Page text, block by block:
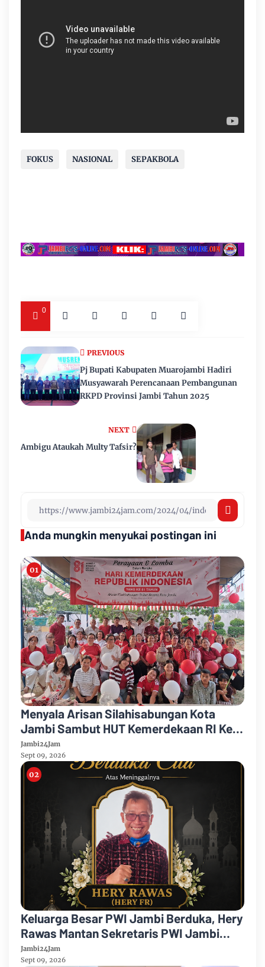
FOKUS NASIONAL SEPAKBOLA
0
NEXT
Ambigu Ataukah Multy Tafsir?
PREVIOUS
Pj Bupati Kabupaten Muarojambi Hadiri
Musyawarah Perencanaan Pembangunan
RKPD Provinsi Jambi Tahun 2025
Anda mungkin menyukai postingan ini
Menyala Arisan Silahisabungan Kota
Jambi Sambut HUT Kemerdekaan RI Ke
81 Gelar Berbagai Kegiatan
Jambi24Jam
Sept 09, 2026
Keluarga Besar PWI Jambi Berduka, Hery
Rawas Mantan Sekretaris PWI Jambi
Tutup Usia
Jambi24Jam
Sept 09, 2026